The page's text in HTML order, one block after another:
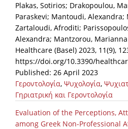
Publications for R&D Metrics &
Publications for Libraries
Informational Publications
News & Information
News
Events
Plakas, Sotirios; Drakopoulou,
Paraskevi; Mantoudi,
Zartaloudi, Afroditi;
Alexandra; Mantzorou, Marianna
Healthcare (Basel) 2023, 11(9),
https://doi.org/10.3390/
Published: 26 April 2023
Γεροντολογία, Ψυχολογία,
Γηριατρική και Γεροντολογία
Evaluation of the Perceptions,
among Greek Non-Professional